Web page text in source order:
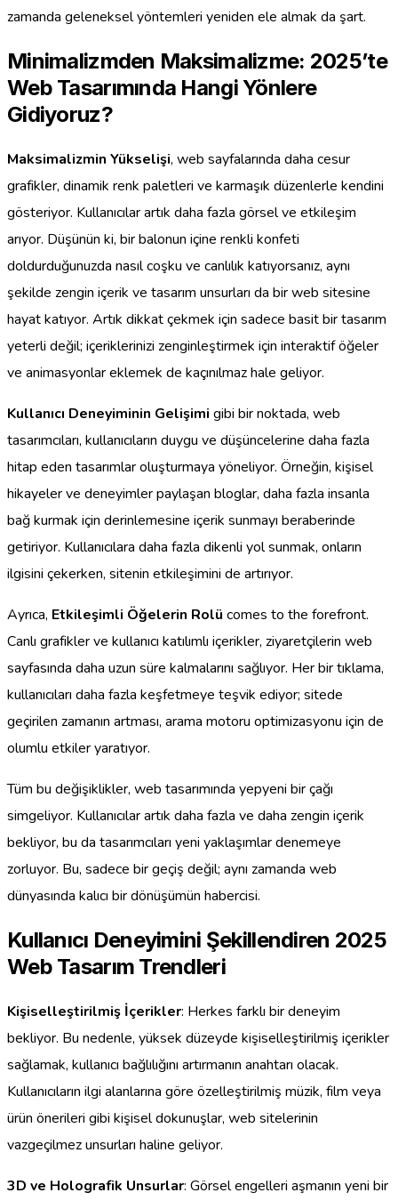
zamanda geleneksel yöntemleri yeniden ele almak da şart.
Minimalizmden Maksimalizme: 2025’te
Web Tasarımında Hangi Yönlere
Gidiyoruz?
Maksimalizmin Yükselişi, web sayfalarında daha cesur
grafikler, dinamik renk paletleri ve karmaşık düzenlerle kendini
gösteriyor. Kullanıcılar artık daha fazla görsel ve etkileşim
arıyor. Düşünün ki, bir balonun içine renkli konfeti
doldurduğunuzda nasıl coşku ve canlılık katıyorsanız, aynı
şekilde zengin içerik ve tasarım unsurları da bir web sitesine
hayat katıyor. Artık dikkat çekmek için sadece basit bir tasarım
yeterli değil; içeriklerinizi zenginleştirmek için interaktif öğeler
ve animasyonlar eklemek de kaçınılmaz hale geliyor.
Kullanıcı Deneyiminin Gelişimi gibi bir noktada, web
tasarımcıları, kullanıcıların duygu ve düşüncelerine daha fazla
hitap eden tasarımlar oluşturmaya yöneliyor. Örneğin, kişisel
hikayeler ve deneyimler paylaşan bloglar, daha fazla insanla
bağ kurmak için derinlemesine içerik sunmayı beraberinde
getiriyor. Kullanıcılara daha fazla dikenli yol sunmak, onların
ilgisini çekerken, sitenin etkileşimini de artırıyor.
Ayrıca, Etkileşimli Öğelerin Rolü comes to the forefront.
Canlı grafikler ve kullanıcı katılımlı içerikler, ziyaretçilerin web
sayfasında daha uzun süre kalmalarını sağlıyor. Her bir tıklama,
kullanıcıları daha fazla keşfetmeye teşvik ediyor; sitede
geçirilen zamanın artması, arama motoru optimizasyonu için de
olumlu etkiler yaratıyor.
Tüm bu değişiklikler, web tasarımında yepyeni bir çağı
simgeliyor. Kullanıcılar artık daha fazla ve daha zengin içerik
bekliyor, bu da tasarımcıları yeni yaklaşımlar denemeye
zorluyor. Bu, sadece bir geçiş değil; aynı zamanda web
dünyasında kalıcı bir dönüşümün habercisi.
Kullanıcı Deneyimini Şekillendiren 2025
Web Tasarım Trendleri
Kişiselleştirilmiş İçerikler: Herkes farklı bir deneyim
bekliyor. Bu nedenle, yüksek düzeyde kişiselleştirilmiş içerikler
sağlamak, kullanıcı bağlılığını artırmanın anahtarı olacak.
Kullanıcıların ilgi alanlarına göre özelleştirilmiş müzik, film veya
ürün önerileri gibi kişisel dokunuşlar, web sitelerinin
vazgeçilmez unsurları haline geliyor.
3D ve Holografik Unsurlar: Görsel engelleri aşmanın yeni bir